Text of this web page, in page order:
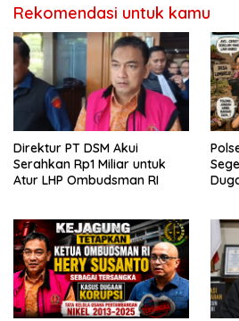
Rekomendasi untuk kamu
Direktur PT DSM Akui
Serahkan Rp1 Miliar untuk
Atur LHP Ombudsman RI